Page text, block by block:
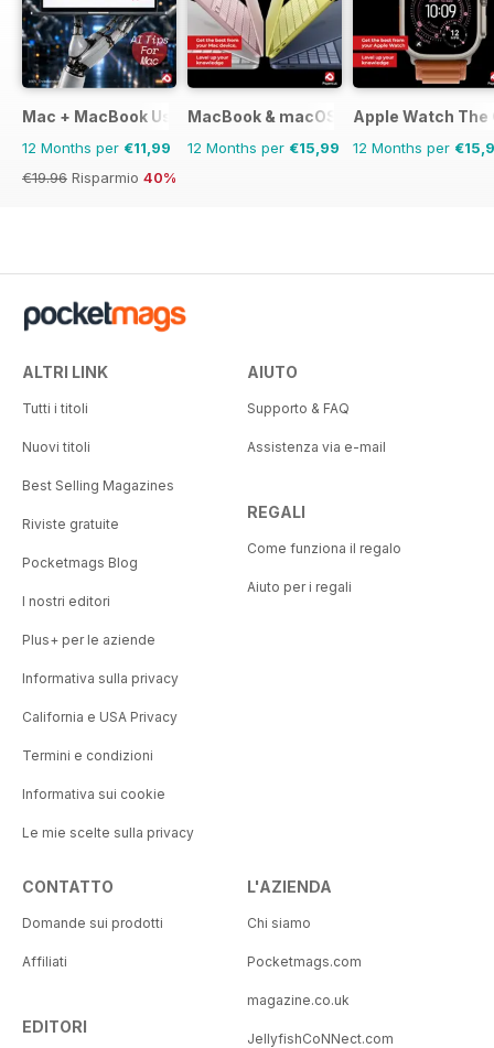
Mac + MacBook User
12 Months per €11,99
€19.96 Risparmio 40%
MacBook & macOS The Complete
12 Months per €15,99
Apple Watch
12 Months per
ALTRI LINK
Tutti i titoli
Nuovi titoli
Best Selling Magazines
Riviste gratuite
Pocketmags Blog
I nostri editori
Plus+ per le aziende
Informativa sulla privacy
California e USA Privacy
Termini e condizioni
Informativa sui cookie
Le mie scelte sulla privacy
AIUTO
Supporto & FAQ
Assistenza via e-mail
REGALI
Come funziona il regalo
Aiuto per i regali
CONTATTO
Domande sui prodotti
Affiliati
EDITORI
L'AZIENDA
Chi siamo
Pocketmags.com
magazine.co.uk
JellyfishCoNNect.com